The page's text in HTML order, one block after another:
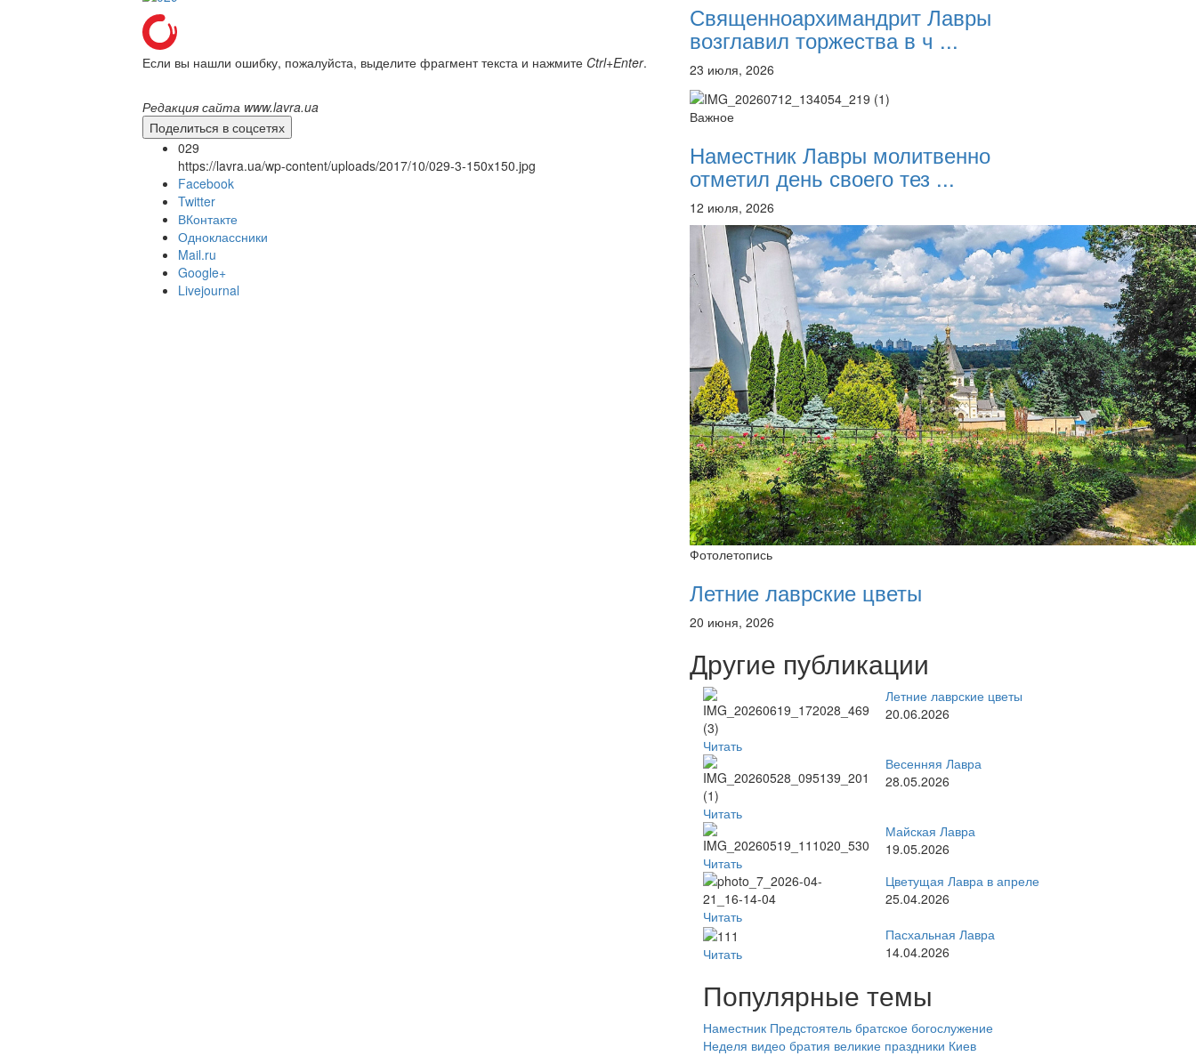
12 сентября 2015Название трансляции
12 сентября 2015Название трансляции
12 сентября 2015Название трансляции
12 сентября 2015Название трансляции
12 сентября 2015
Перейти к архиву
Если вы нашли ошибку, пожалуйста, выделите фрагмент текста и нажмите Ctrl+Enter.
Редакция сайта www.lavra.ua
Поделиться в соцсетях
029
https://lavra.ua/wp-content/uploads/2017/10/029-3-150x150.jpg
Facebook
Twitter
ВКонтакте
Одноклассники
Mail.ru
Google+
Livejournal
Священноархимандрит Лавры
возглавил торжества в ч ...
23 июля, 2026
Важное
Наместник Лавры молитвенно
отметил день своего тез ...
12 июля, 2026
Фотолетопись
Летние лаврские цветы
20 июня, 2026
Другие публикации
Читать
Летние лаврские цветы
20.06.2026
Читать
Весенняя Лавра
28.05.2026
Читать
Майская Лавра
19.05.2026
Читать
Цветущая Лавра в апреле
25.04.2026
Читать
Пасхальная Лавра
14.04.2026
Популярные темы
Наместник Предстоятель братское богослужение
Неделя видео братия великие праздники Киев